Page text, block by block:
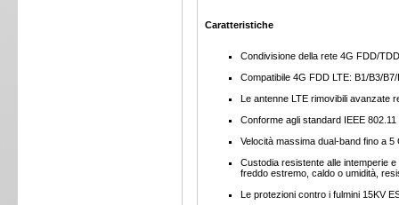
Caratteristiche
Condivisione della rete 4G FDD/
Compatibile 4G FDD LTE: B1/B3/
Le antenne LTE rimovibili avanzate
Conforme agli standard IEEE
Velocità massima dual-band fino a
Custodia resistente alle intemperie
freddo estremo, caldo o umidità,
Le protezioni contro i fulmini 15KV